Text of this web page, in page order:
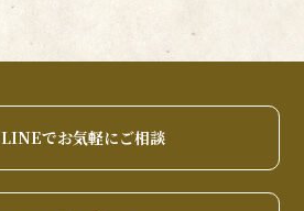
LINEでお気軽にご相談